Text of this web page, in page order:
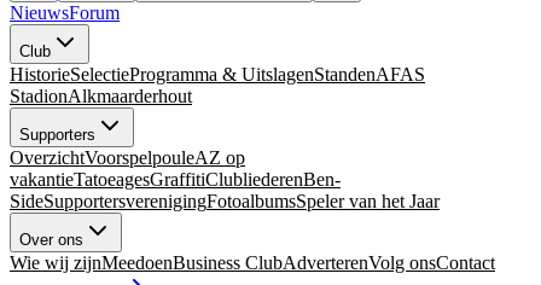
NieuwsForum
Club
HistorieSelectieProgramma & UitslagenStandenAFAS
StadionAlkmaarderhout
Supporters
OverzichtVoorspelpouleAZ op
vakantieTatoeagesGraffitiClubliederenBen-
SideSupportersverenigingFotoalbumsSpeler van het Jaar
Over ons
Wie wij zijnMeedoenBusiness ClubAdverterenVolg onsContact